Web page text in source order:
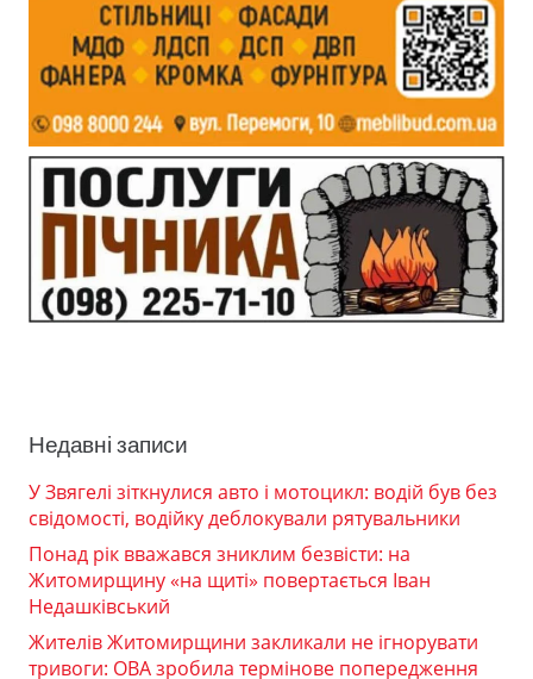
Недавні записи
У Звягелі зіткнулися авто і мотоцикл: водій був без
свідомості, водійку деблокували рятувальники
Понад рік вважався зниклим безвісти: на
Житомирщину «на щиті» повертається Іван
Недашківський
Жителів Житомирщини закликали не ігнорувати
тривоги: ОВА зробила термінове попередження